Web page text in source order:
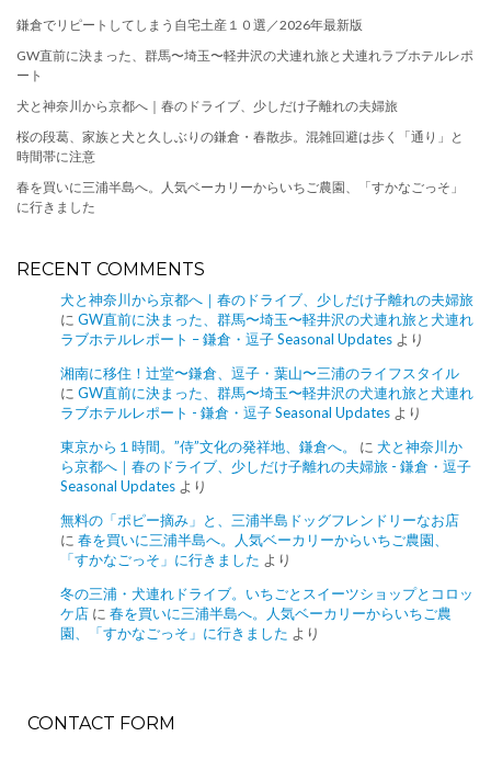
鎌倉でリピートしてしまう自宅土産１０選／2026年最新版
GW直前に決まった、群馬〜埼玉〜軽井沢の犬連れ旅と犬連れラブホテルレポ
ート
犬と神奈川から京都へ｜春のドライブ、少しだけ子離れの夫婦旅
桜の段葛、家族と犬と久しぶりの鎌倉・春散歩。混雑回避は歩く「通り」と
時間帯に注意
春を買いに三浦半島へ。人気ベーカリーからいちご農園、「すかなごっそ」
に行きました
RECENT COMMENTS
犬と神奈川から京都へ｜春のドライブ、少しだけ子離れの夫婦旅
に GW直前に決まった、群馬〜埼玉〜軽井沢の犬連れ旅と犬連れ
ラブホテルレポート – 鎌倉・逗子 Seasonal Updates より
湘南に移住！辻堂〜鎌倉、逗子・葉山〜三浦のライフスタイル
に GW直前に決まった、群馬〜埼玉〜軽井沢の犬連れ旅と犬連れ
ラブホテルレポート - 鎌倉・逗子 Seasonal Updates より
東京から１時間。”侍”文化の発祥地、鎌倉へ。
に 犬と神奈川か
ら京都へ｜春のドライブ、少しだけ子離れの夫婦旅 - 鎌倉・逗子
Seasonal Updates より
無料の「ポピー摘み」と、三浦半島ドッグフレンドリーなお店
に 春を買いに三浦半島へ。人気ベーカリーからいちご農園、
「すかなごっそ」に行きました より
冬の三浦・犬連れドライブ。いちごとスイーツショップとコロッ
ケ店 に 春を買いに三浦半島へ。人気ベーカリーからいちご農
園、「すかなごっそ」に行きました より
CONTACT FORM